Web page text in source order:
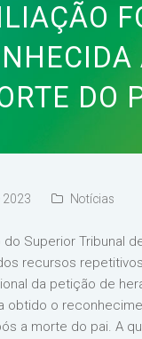
DO
2023 Notícias
Superior Tribunal
recursos
da petição de
obtido o
a morte do pai. A